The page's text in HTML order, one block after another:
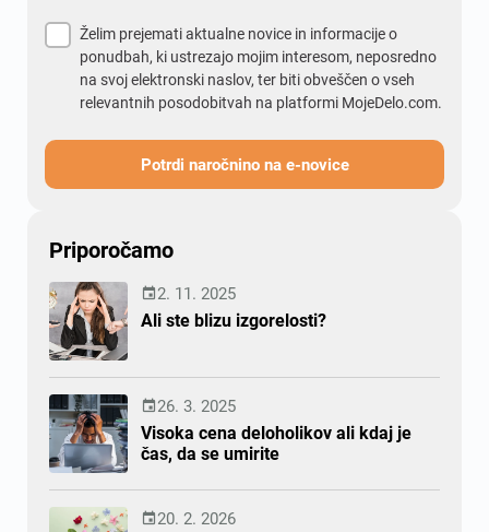
Želim prejemati aktualne novice in informacije o
ponudbah, ki ustrezajo mojim interesom, neposredno
na svoj elektronski naslov, ter biti obveščen o vseh
relevantnih posodobitvah na platformi MojeDelo.com.
Potrdi naročnino na e-novice
Priporočamo
 2. 11. 2025
Ali ste blizu izgorelosti?
 26. 3. 2025
Visoka cena deloholikov ali kdaj je
čas, da se umirite
 20. 2. 2026